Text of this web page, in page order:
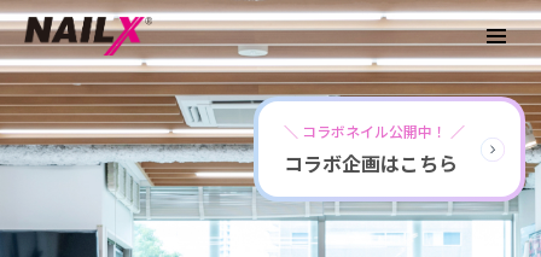
＼ コラボネイル公開中！ ／
コラボ企画はこちら